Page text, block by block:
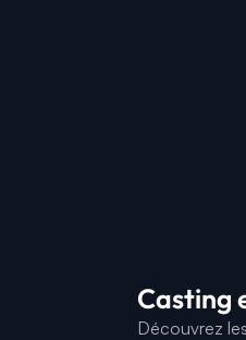
Casting
Découvrez